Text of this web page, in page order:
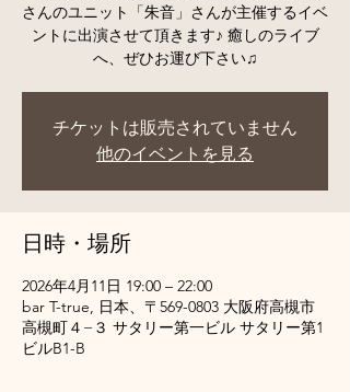
さんのユニット「朱音」さんが主催するイベ
ントに出演させて頂きます♪ 癒しのライブ
へ、ぜひお運び下さい♫
チケットは販売されていません
他のイベントを見る
日時・場所
2026年4月11日 19:00 – 22:00
bar T-true, 日本、〒569-0803 大阪府高槻市
高槻町４−３ サタリー第一ビル サタリー第1
ビルB1-B